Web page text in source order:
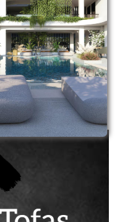
0 0
0 0
0 0
0 0